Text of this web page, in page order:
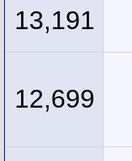
13,191
12,699